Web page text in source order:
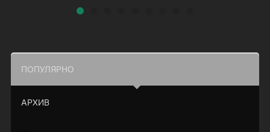
ПОПУЛЯРНО
АРХИВ